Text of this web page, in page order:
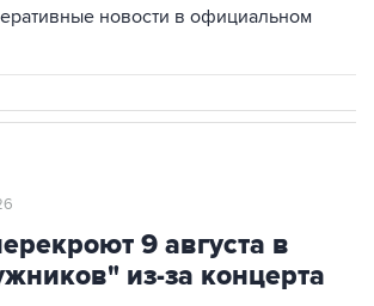
новости в официальном
9 августа в
из-за концерта